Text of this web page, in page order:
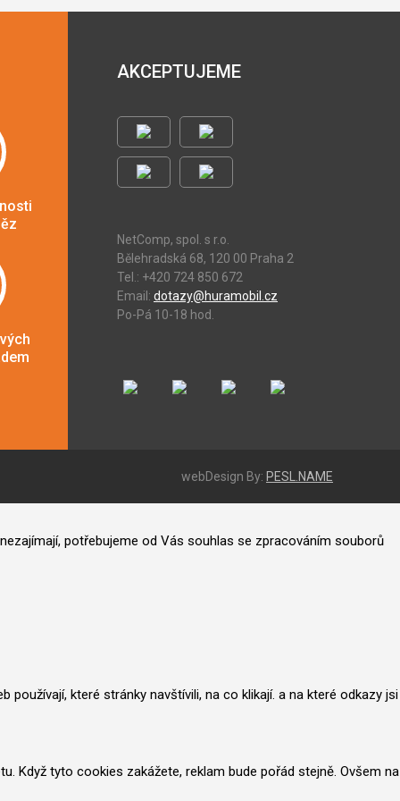
AKCEPTUJEME
NetComp, spol. s r.o.
Bělehradská 68, 120 00 Praha 2
Tel.: +420 724 850 672
Email: dotazy@huramobil.cz
Po-Pá 10-18 hod.
webDesign By: PESL.NAME
potřebujeme od Vás souhlas se zpracováním souborů
které stránky navštívili, na co klikají. a na které odkazy jsi
Když tyto cookies zakážete, reklam bude pořád stejně. Ovšem na